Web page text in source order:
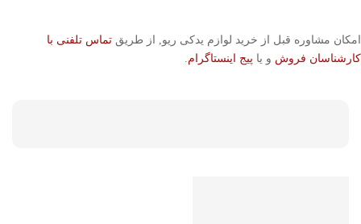
امکان مشاوره قبل از خرید لوازم یدکی ریو, از طریق تماس تلفنی با
کارشناسان فروش و یا پیج اینستاگرام